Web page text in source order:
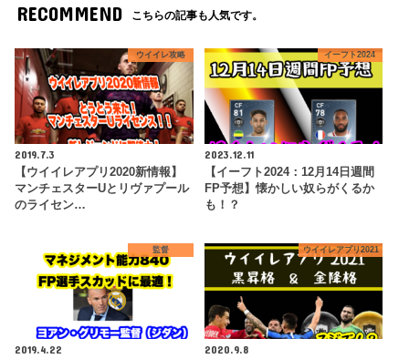
RECOMMEND こちらの記事も人気です。
ウイイレ攻略
2019.7.3
【ウイイレアプリ2020新情報】
マンチェスターUとリヴァプール
のライセン…
イーフト2024
2023.12.11
【イーフト2024：12月14日週間
FP予想】懐かしい奴らがくるか
も！？
監督
2019.4.22
ウイイレアプリ2021
2020.9.8